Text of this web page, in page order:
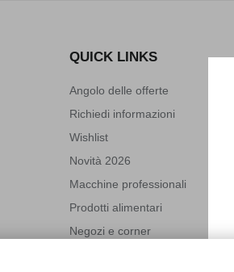
QUICK LINKS
Angolo delle offerte
Richiedi informazioni
Wishlist
Novità 2026
Macchine professionali
Prodotti alimentari
Negozi e corner